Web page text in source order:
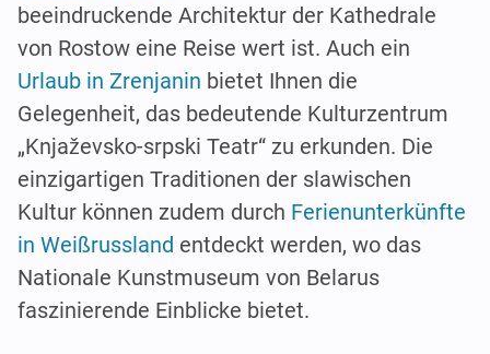
beeindruckende Architektur der Kathedrale
von Rostow eine Reise wert ist. Auch ein
Urlaub in Zrenjanin bietet Ihnen die
Gelegenheit, das bedeutende Kulturzentrum
„Knjaževsko-srpski Teatr“ zu erkunden. Die
einzigartigen Traditionen der slawischen
Kultur können zudem durch Ferienunterkünfte
in Weißrussland entdeckt werden, wo das
Nationale Kunstmuseum von Belarus
faszinierende Einblicke bietet.